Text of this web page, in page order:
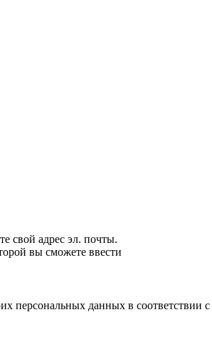
свой адрес эл. почты.
вы сможете ввести
персональных данных в соответствии с